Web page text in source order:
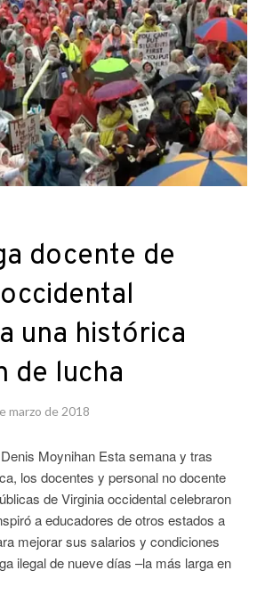
docente de
una histórica
de lucha
marzo de 2018
Moynihan Esta semana y tras
los docentes y personal no docente
de Virginia occidental celebraron
a educadores de otros estados a
mejorar sus salarios y condiciones
ilegal de nueve días –la más larga en